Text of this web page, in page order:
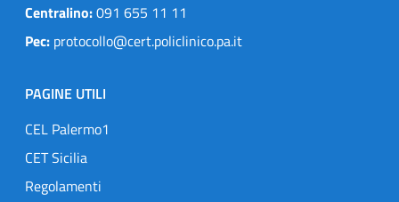
Centralino:091 655 11 11
Pec: protocollo@cert.policlinico.pa.it
PAGINE UTILI
CEL Palermo1
CET Sicilia
Regolamenti